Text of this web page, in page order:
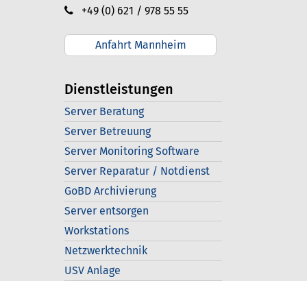
+49 (0) 621 / 978 55 55
Anfahrt Mannheim
Dienstleistungen
Server Beratung
Server Betreuung
Server Monitoring Software
Server Reparatur / Notdienst
GoBD Archivierung
Server entsorgen
Workstations
Netzwerktechnik
USV Anlage